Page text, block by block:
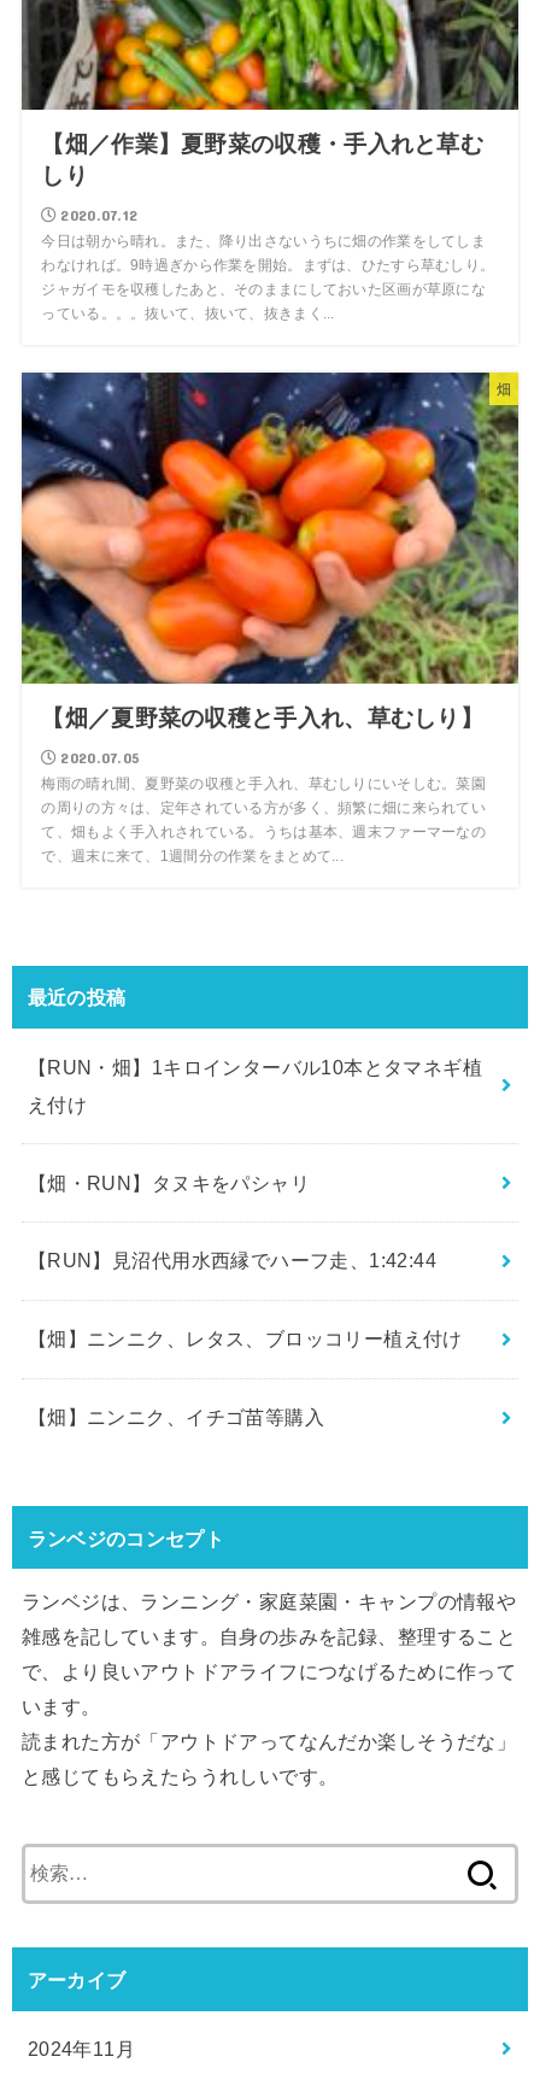
【畑／作業】夏野菜の収穫・手入れと草む
しり
2020.07.12
今日は朝から晴れ。また、降り出さないうちに畑の作業をしてしま
わなければ。9時過ぎから作業を開始。まずは、ひたすら草むしり。
ジャガイモを収穫したあと、そのままにしておいた区画が草原にな
っている。。。抜いて、抜いて、抜きまく...
畑
【畑／夏野菜の収穫と手入れ、草むしり】
2020.07.05
梅雨の晴れ間、夏野菜の収穫と手入れ、草むしりにいそしむ。菜園
の周りの方々は、定年されている方が多く、頻繁に畑に来られてい
て、畑もよく手入れされている。うちは基本、週末ファーマーなの
で、週末に来て、1週間分の作業をまとめて...
最近の投稿
【RUN・畑】1キロインターバル10本とタマネギ植
え付け
【畑・RUN】タヌキをパシャリ
【RUN】見沼代用水西縁でハーフ走、1:42:44
【畑】ニンニク、レタス、ブロッコリー植え付け
【畑】ニンニク、イチゴ苗等購入
ランベジのコンセプト
ランベジは、ランニング・家庭菜園・キャンプの情報や
雑感を記しています。自身の歩みを記録、整理すること
で、より良いアウトドアライフにつなげるために作って
います。
読まれた方が「アウトドアってなんだか楽しそうだな」
と感じてもらえたらうれしいです。
索:
アーカイブ
2024年11月